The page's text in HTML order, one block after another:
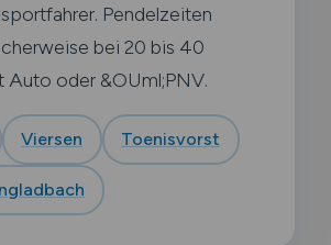
Pendelzeiten
bei 20 bis 40
Auto oder &OUml;PNV.
Viersen Toenisvorst